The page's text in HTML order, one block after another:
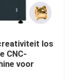
los
CNC-
voor